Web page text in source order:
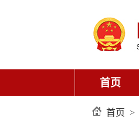
首页
首页 >